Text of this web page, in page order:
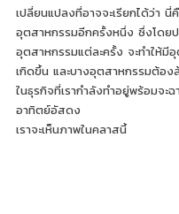
เปลี่ยนแปลงที่อาจจะเรียกได้ว่า
อุตสาหกรรมอีกครั้งหนึ่ง ซึ่งโดย
อุตสาหกรรมแต่ละครั้ง จะทำให้มี
เกิดขึ้น และบางอุตสาหกรรมต้อง
ในธุรกิจที่เรากำลังทำอยู่พร้อมจะ
อาทิตย์อัสดง
เราจะเห็นภาพในคลาสนี้